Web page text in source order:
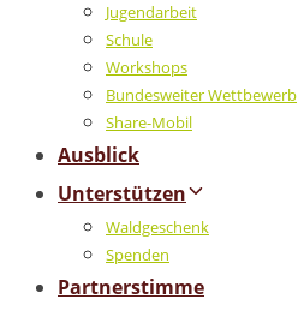
Jugendarbeit
Schule
Workshops
Bundesweiter Wettbewerb
Share-Mobil
Ausblick
Unterstützen
Waldgeschenk
Spenden
Partnerstimme